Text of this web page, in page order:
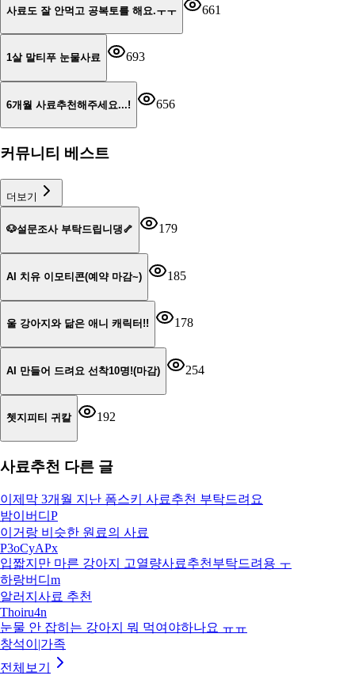
사료도 잘 안먹고 공복토를 해요.ㅜㅜ 661
1살 말티푸 눈물사료 693
6개월 사료추천해주세요...! 656
커뮤니티 베스트
더보기
🐶설문조사 부탁드립니댕🦴 179
AI 치유 이모티콘(예약 마감~) 185
울 강아지와 닮은 애니 캐릭터!! 178
AI 만들어 드려요 선착10명!(마감) 254
쳇지피티 귀칼 192
사료추천 다른 글
이제막 3개월 지난 폼스키 사료추천 부탁드려요
밤이버디P
이거랑 비슷한 원료의 사료
P3oCyAPx
입짧지만 마른 강아지 고열량사료추천부탁드려용 ㅜ
하랑버디m
알러지사료 추천
Thoiru4n
눈물 안 잡히는 강아지 뭐 먹여야하나요 ㅠㅠ
창석이|가족
전체보기